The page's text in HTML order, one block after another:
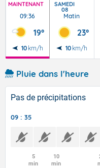
MAINTENANT
09:36
19°
10 km/h
SAMEDI
08
Matin
23°
10 km/h
Pluie dans l'heure
Pas de précipitations
09 : 35
5
min
10
min